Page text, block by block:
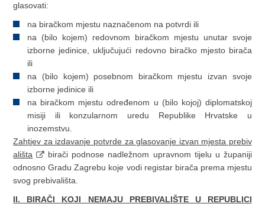
glasovati:
na biračkom mjestu naznačenom na potvrdi ili
na (bilo kojem) redovnom biračkom mjestu unutar svoje
izborne jedinice, uključujući redovno biračko mjesto birača
ili
na (bilo kojem) posebnom biračkom mjestu izvan svoje
izborne jedinice ili
na biračkom mjestu određenom u (bilo kojoj) diplomatskoj
misiji ili konzularnom uredu Republike Hrvatske u
inozemstvu.
Zahtjev za izdavanje potvrde za glasovanje izvan mjesta prebiv
ališta
birači podnose nadležnom upravnom tijelu u županiji
odnosno Gradu Zagrebu koje vodi registar birača prema mjestu
svog prebivališta.
II. BIRAČI KOJI NEMAJU PREBIVALIŠTE U REPUBLICI